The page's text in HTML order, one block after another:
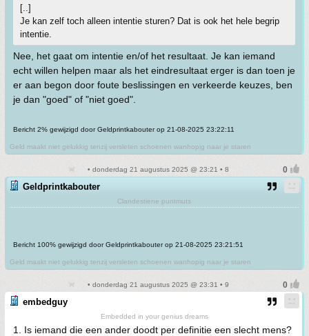
[..]
Je kan zelf toch alleen intentie sturen? Dat is ook het hele begrip
intentie.
Nee, het gaat om intentie en/of het resultaat. Je kan iemand
echt willen helpen maar als het eindresultaat erger is dan toen je
er aan begon door foute beslissingen en verkeerde keuzes, ben
je dan "goed" of "niet goed".
Bericht 2% gewijzigd door Geldprintkabouter op 21-08-2025 23:22:11
Geld maakt niet gelukkig tenzij versleten schoenen wanhopig naar je staren
• donderdag 21 augustus 2025 @ 23:21 • 8
Geldprintkabouter
Clandestiene puntmuts
Bericht 100% gewijzigd door Geldprintkabouter op 21-08-2025 23:21:51
Geld maakt niet gelukkig tenzij versleten schoenen wanhopig naar je staren
• donderdag 21 augustus 2025 @ 23:31 • 9
embedguy
Embedded in your genius dreams
1. Is iemand die een ander doodt per definitie een slecht mens?